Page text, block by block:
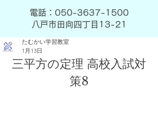
​電話：050-3637-1500
​八戸市田向四丁目13-21
たむかい学習教室
1月13日
三平方の定理 高校入試対
策8